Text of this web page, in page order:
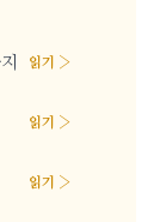
읽기 ›
읽기 ›
읽기 ›